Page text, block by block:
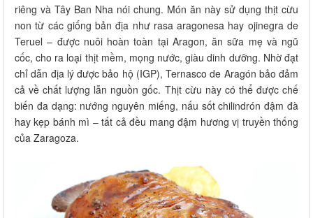
riêng và Tây Ban Nha nói chung. Món ăn này sử dụng thịt cừu
non từ các giống bản địa như rasa aragonesa hay ojinegra de
Teruel – được nuôi hoàn toàn tại Aragon, ăn sữa mẹ và ngũ
cốc, cho ra loại thịt mềm, mọng nước, giàu dinh dưỡng. Nhờ đạt
chỉ dẫn địa lý được bảo hộ (IGP), Ternasco de Aragón bảo đảm
cả về chất lượng lẫn nguồn gốc. Thịt cừu này có thể được chế
biến đa dạng: nướng nguyên miếng, nấu sốt chilindrón đậm đà
hay kẹp bánh mì – tất cả đều mang đậm hương vị truyền thống
của Zaragoza.